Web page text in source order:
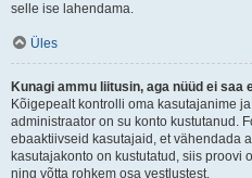
selle ise lahendama.
Üles
Kunagi ammu liitusin, aga nüüd ei saa
Kõigepealt kontrolli oma kasutajanime
administraator on su konto kustutanud.
ebaaktiivseid kasutajaid, et vähendada
kasutajakonto on kustutatud, siis proovi
ning võtta rohkem osa vestlustest.